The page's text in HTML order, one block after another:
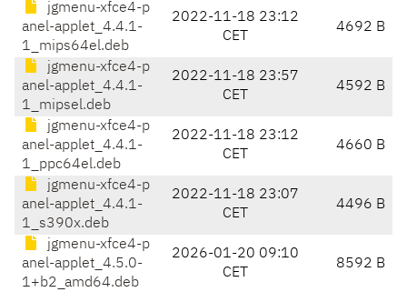
jgmenu-xfce4-p
anel-applet_4.4.1-
1_mips64el.deb
2022-11-18 23:12
CET
4692 B
jgmenu-xfce4-p
anel-applet_4.4.1-
1_mipsel.deb
2022-11-18 23:57
CET
4592 B
jgmenu-xfce4-p
anel-applet_4.4.1-
1_ppc64el.deb
2022-11-18 23:12
CET
4660 B
jgmenu-xfce4-p
anel-applet_4.4.1-
1_s390x.deb
2022-11-18 23:07
CET
4496 B
jgmenu-xfce4-p
anel-applet_4.5.0-
1+b2_amd64.deb
2026-01-20 09:10
CET
8592 B